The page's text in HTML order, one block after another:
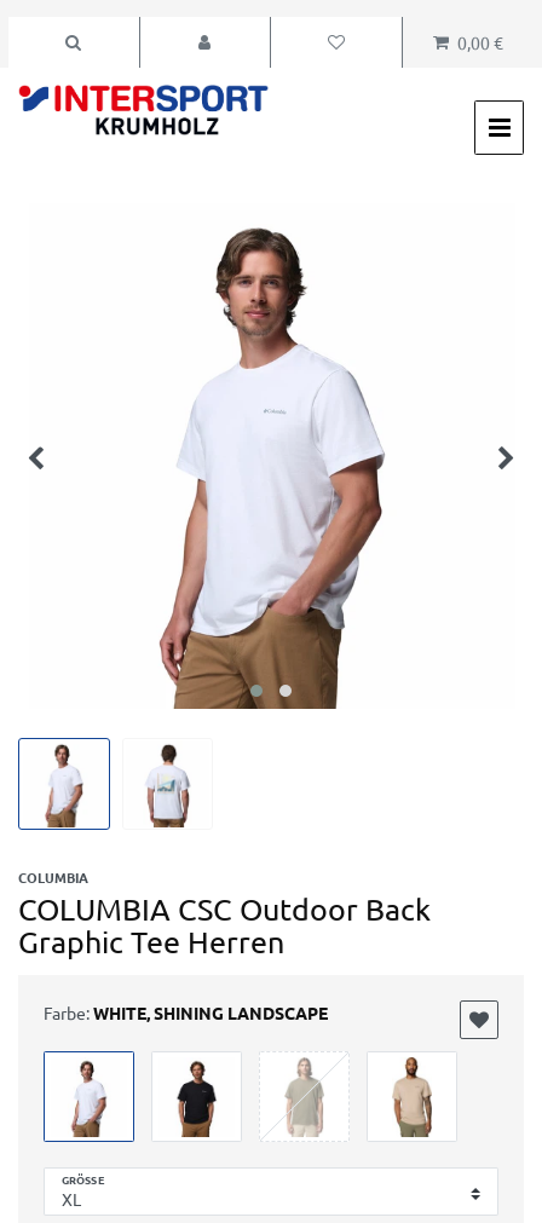
0,00 €
COLUMBIA
COLUMBIA CSC Outdoor Back
Graphic Tee Herren
GRÖSSE
Farbe:WHITE, SHINING LANDSCAPE